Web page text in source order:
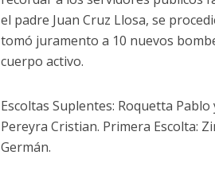
el padre Juan Cruz Llosa, se
tomó juramento a 10 nuevos
cuerpo activo.
Escoltas Suplentes: Roquetta
Pereyra Cristian. Primera Escolta:
Germán.